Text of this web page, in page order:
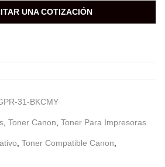
UNA COTIZACIÓN
31-BKCMY
Toner Canon Toner Para Impresoras
Toner Compatible Canon